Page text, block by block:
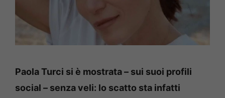
Paola Turci si è mostrata – sui suoi profili
social – senza veli: lo scatto sta infatti